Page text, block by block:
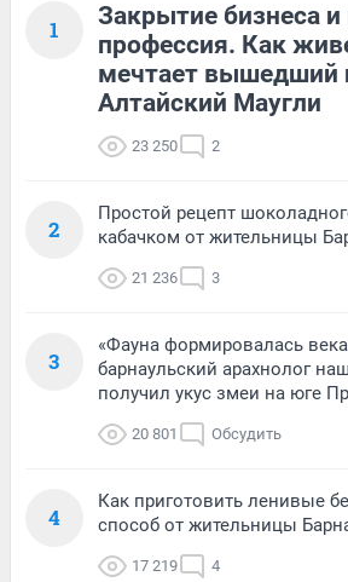
1
Закрытие бизнеса и
профессия. Как
мечтает вышедший
Алтайский Маугли
23 250 2
2
Простой рецепт
кабачком от жительницы
21 236 3
3
«Фауна формировалась
барнаульский арахнолог
получил укус змеи на юге
20 801 Обсудить
4
Как приготовить ленивые
способ от жительницы
17 219 4